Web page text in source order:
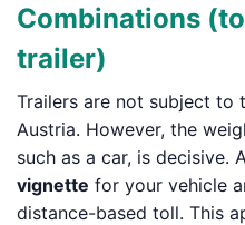
Combinations
trailer)
Trailers are not subject to
Austria. However, the
such as a car, is decisive.
vignette for your vehicle
distance-based toll. This